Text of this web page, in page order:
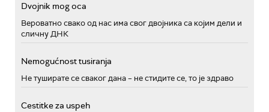
Dvojnik mog oca
Вероватно свако од нас има свог двојника са којим дели и
сличну ДНК
Nemogućnost tusiranja
Не туширате се сваког дана – не стидите се, то је здраво
Cestitke za uspeh